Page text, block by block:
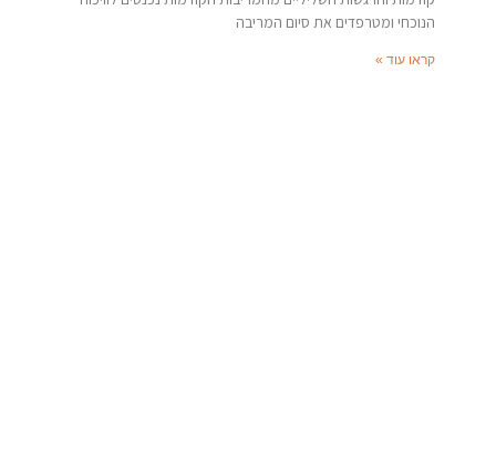
הנוכחי ומטרפדים את סיום המריבה
קראו עוד »